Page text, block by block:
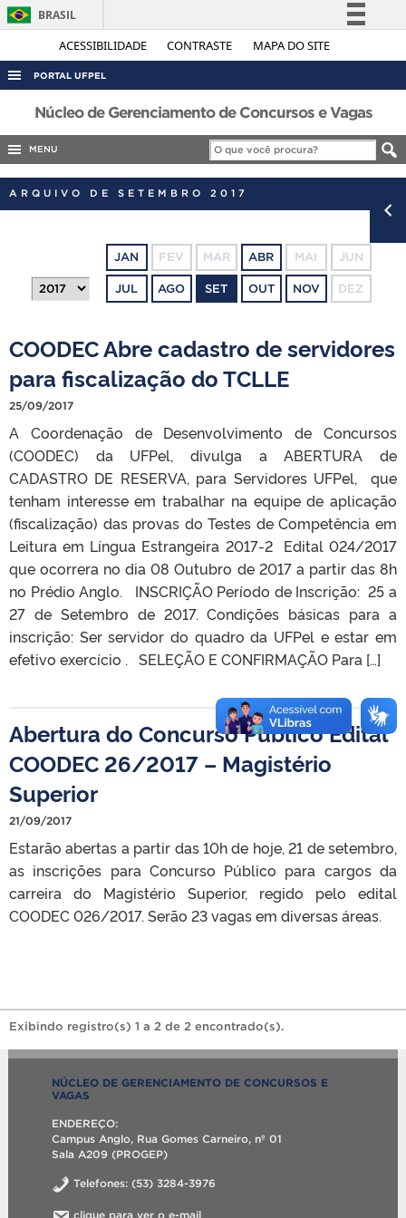
ACESSIBILIDADE CONTRASTE MAPA DO SITE
BRASIL
Simplifique!
Legislação
Canais
PORTAL UFPEL
ACESSO À INFORMAÇÃO
AUDITORIA
CONCURSOS
OUVIDORIA
TELEFONES
Núcleo de Gerenciamento de Concursos e Vagas
MENU
ARQUIVO DE SETEMBRO 2017
JAN FEV MAR ABR MAI JUN
JUL AGO SET OUT NOV DEZ
COODEC Abre cadastro de servidores
para fiscalização do TCLLE
25/09/2017
A Coordenação de Desenvolvimento de Concursos
(COODEC) da UFPel, divulga a ABERTURA de
CADASTRO DE RESERVA, para Servidores UFPel, que
tenham interesse em trabalhar na equipe de aplicação
(fiscalização) das provas do Testes de Competência em
Leitura em Língua Estrangeira 2017-2 Edital 024/2017
que ocorrera no dia 08 Outubro de 2017 a partir das 8h
no Prédio Anglo. INSCRIÇÃO Período de Inscrição: 25 a
27 de Setembro de 2017. Condições básicas para a
inscrição: Ser servidor do quadro da UFPel e estar em
efetivo exercício . SELEÇÃO E CONFIRMAÇÃO Para […]
Abertura do Concurso Público Edital
COODEC 26/2017 – Magistério
Superior
21/09/2017
Estarão abertas a partir das 10h de hoje, 21 de setembro,
as inscrições para Concurso Público para cargos da
carreira do Magistério Superior, regido pelo edital
COODEC 026/2017. Serão 23 vagas em diversas áreas.
Exibindo registro(s) 1 a 2 de 2 encontrado(s).
NÚCLEO DE GERENCIAMENTO DE CONCURSOS E
VAGAS
ENDEREÇO:
Campus Anglo, Rua Gomes Carneiro, nº 01
Sala A209 (PROGEP)
Telefones: (53) 3284-3976
clique para ver o e-mail